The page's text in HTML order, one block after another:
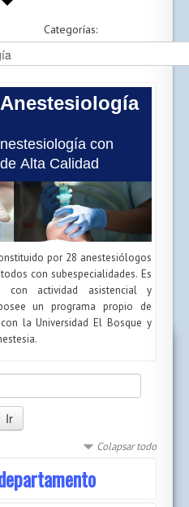
Categorías:
con
Alta Calidad
por 28 anestesiólogos
con subespecialidades. Es
con actividad asistencial y
un programa propio de
la Universidad El Bosque y
Colapsar todo